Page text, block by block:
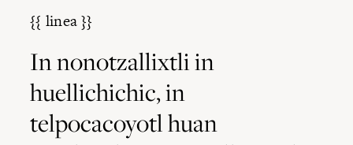
{{ linea }}
In nonotzallixtli in
huellichichic, in
telpocacoyotl huan